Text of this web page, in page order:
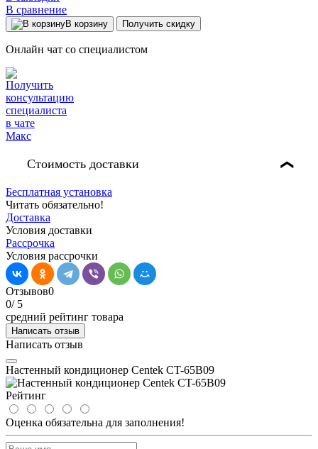
В сравнение
В корзину Получить скидку
Онлайн чат со специалистом
Стоимость доставки ❯
Бесплатная установка
Читать обязательно!
Доставка
Условия доставки
Рассрочка
Условия рассрочки
Отзывов0
0/ 5
средний рейтинг товара
Написать отзыв
Написать отзыв
Настенный кондиционер Centek CT-65B09
Рейтинг
Оценка обязательна для заполнения!